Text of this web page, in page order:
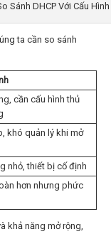
Sánh DHCP Với Cấu Hình
ta cần so sánh
cần cấu hình thủ
khó quản lý khi mở
nhỏ, thiết bị cố định
hơn nhưng phức
khả năng mở rộng,